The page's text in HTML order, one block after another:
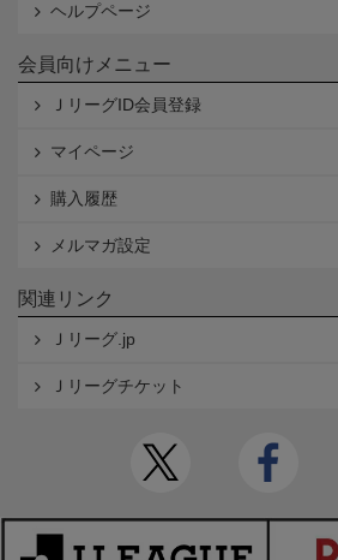
ヘルプページ
会員向けメニュー
ＪリーグID会員登録
マイページ
購入履歴
メルマガ設定
関連リンク
Ｊリーグ.jp
Ｊリーグチケット